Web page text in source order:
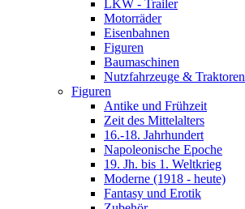
LKW - Trailer
Motorräder
Eisenbahnen
Figuren
Baumaschinen
Nutzfahrzeuge & Traktoren
Figuren
Antike und Frühzeit
Zeit des Mittelalters
16.-18. Jahrhundert
Napoleonische Epoche
19. Jh. bis 1. Weltkrieg
Moderne (1918 - heute)
Fantasy und Erotik